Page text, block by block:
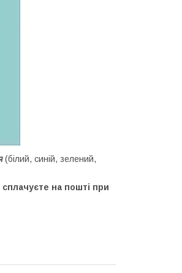
(білий, синій, зелений,
на пошті при